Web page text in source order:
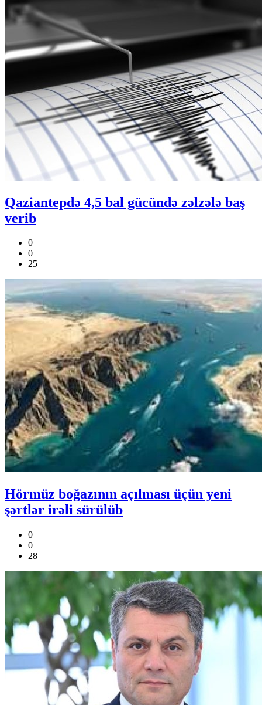
Qaziantepdə 4,5 bal gücündə zəlzələ baş
verib
0
0
25
Hörmüz boğazının açılması üçün yeni
şərtlər irəli sürülüb
0
0
28